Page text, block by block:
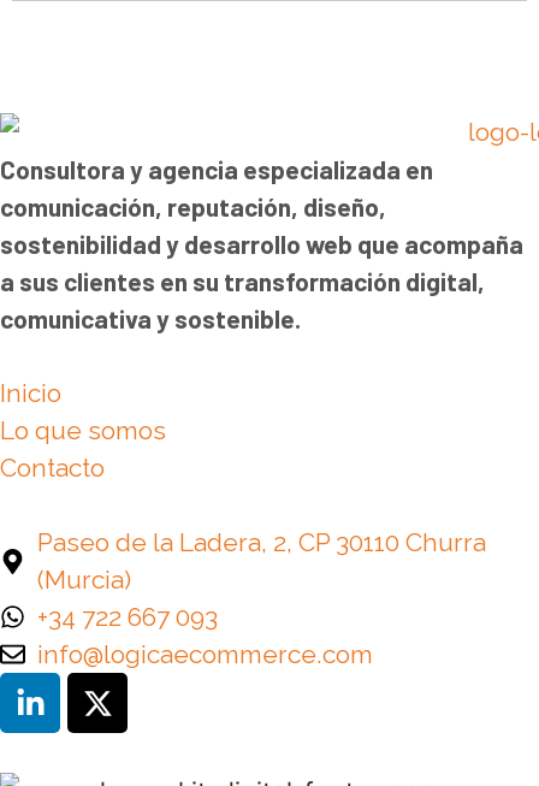
Consultora y agencia especializada en
comunicación, reputación, diseño,
sostenibilidad y desarrollo web que acompaña
a sus clientes en su transformación digital,
comunicativa y sostenible.
Inicio
Lo que somos
Contacto
Paseo de la Ladera, 2, CP 30110 Churra
(Murcia)
+34 722 667 093
info@logicaecommerce.com